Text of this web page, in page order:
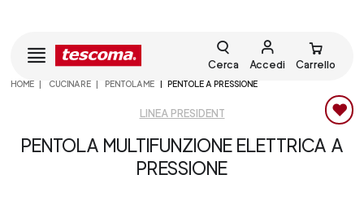
Cerca Accedi Carrello
HOME CUCINARE PENTOLAME PENTOLE A PRESSIONE
LINEA PRESIDENT
PENTOLA MULTIFUNZIONE ELETTRICA A
PRESSIONE